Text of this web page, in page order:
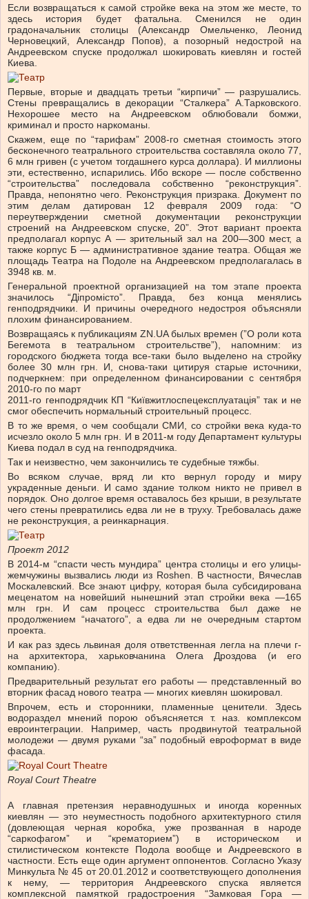
Если возвращаться к самой стройке века на этом же месте, то
здесь история будет фатальна. Сменился не один
градоначальник столицы (Александр Омельченко, Леонид
Черновецкий, Александр Попов), а позорный недострой на
Андреевском спуске продолжал шокировать киевлян и гостей
Киева.
Первые, вторые и двадцать третьи “кирпичи” — разрушались.
Стены превращались в декорации “Сталкера” А.Тарковского.
Нехорошее место на Андреевском облюбовали бомжи,
криминал и просто наркоманы.
Скажем, еще по “тарифам” 2008-го сметная стоимость этого
бесконечного театрального строительства составляла около 77,
6 млн гривен (с учетом тогдашнего курса доллара). И миллионы
эти, естественно, испарились. Ибо вскоре — после собственно
“строительства” последовала собственно “реконструкция”.
Правда, непонятно чего. Реконструкция призрака. Документ по
этим делам датирован 12 февраля 2009 года: “О
переутверждении сметной документации реконструкции
строений на Андреевском спуске, 20”. Этот вариант проекта
предполагал корпус А — зрительный зал на 200—300 мест, а
также корпус Б — административное здание театра. Общая же
площадь Театра на Подоле на Андреевском предполагалась в
3948 кв. м.
Генеральной проектной организацией на том этапе проекта
значилось “Діпромісто”. Правда, без конца менялись
генподрядчики. И причины очередного недостроя объясняли
плохим финансированием.
Возвращаясь к публикациям ZN.UA былых времен (”О роли кота
Бегемота в театральном строительстве”), напомним: из
городского бюджета тогда все-таки было выделено на стройку
более 30 млн грн. И, снова-таки цитируя старые источники,
подчеркнем: при определенном финансировании с сентября
2010-го по март
2011-го генподрядчик КП “Київжитлоспецексплуатація” так и не
смог обеспечить нормальный строительный процесс.
В то же время, о чем сообщали СМИ, со стройки века куда-то
исчезло около 5 млн грн. И в 2011-м году Департамент культуры
Киева подал в суд на генподрядчика.
Так и неизвестно, чем закончились те судебные тяжбы.
Во всяком случае, вряд ли кто вернул городу и миру
украденные деньги. И само здание толком никто не привел в
порядок. Оно долгое время оставалось без крыши, в результате
чего стены превратились едва ли не в труху. Требовалась даже
не реконструкция, а реинкарнация.
Проект 2012
В 2014-м “спасти честь мундира” центра столицы и его улицы-
жемчужины вызвались люди из Roshen. В частности, Вячеслав
Москалевский. Все знают цифру, которая была субсидирована
меценатом на новейший нынешний этап стройки века —165
млн грн. И сам процесс строительства был даже не
продолжением “начатого”, а едва ли не очередным стартом
проекта.
И как раз здесь львиная доля ответственная легла на плечи г-
на архитектора, харьковчанина Олега Дроздова (и его
компанию).
Предварительный результат его работы — представленный во
вторник фасад нового театра — многих киевлян шокировал.
Впрочем, есть и сторонники, пламенные ценители. Здесь
водораздел мнений порою объясняется т. наз. комплексом
евроинтеграции. Например, часть продвинутой театральной
молодежи — двумя руками “за” подобный евроформат в виде
фасада.
Royal Court Theatre
А главная претензия неравнодушных и иногда коренных
киевлян — это неуместность подобного архитектурного стиля
(довлеющая черная коробка, уже прозванная в народе
“саркофагом” и “крематорием”) в историческом и
стилистическом контексте Подола вообще и Андреевского в
частности. Есть еще один аргумент оппонентов. Согласно Указу
Минкульта № 45 от 20.01.2012 и соответствующего дополнения
к нему, — территория Андреевского спуска является
комплексной памяткой градостроения “Замковая Гора —